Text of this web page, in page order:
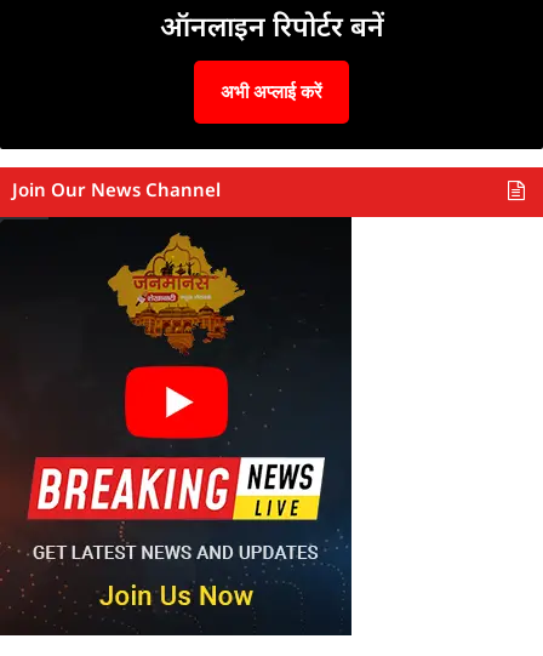
ऑनलाइन रिपोर्टर बनें
अभी अप्लाई करें
Join Our News Channel